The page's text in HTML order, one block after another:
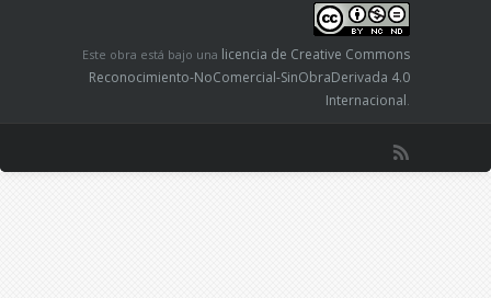
Este obra está bajo una licencia de Creative Commons
Reconocimiento-NoComercial-SinObraDerivada 4.0
Internacional